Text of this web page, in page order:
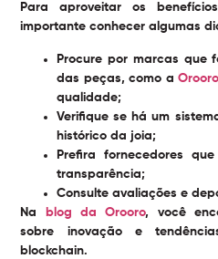
Para aproveitar os
importante conhecer algumas
Procure por marcas que
das peças, como a Orooro
qualidade;
Verifique se há um
histórico da joia;
Prefira fornecedores
transparência;
Consulte avaliações e
Na
blog da Orooro, você
sobre inovação e
blockchain.